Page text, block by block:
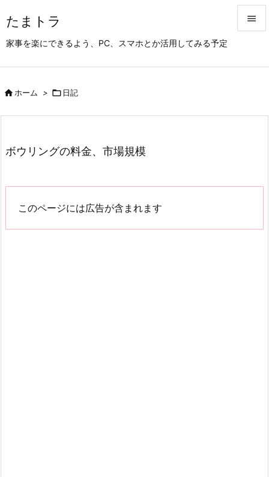
たまトラ
家事を楽にできるよう、PC、スマホとか活用してみる予定

前へ
ホーム >  日記
ボウリングの料金、市場規模
このページには広告が含まれます